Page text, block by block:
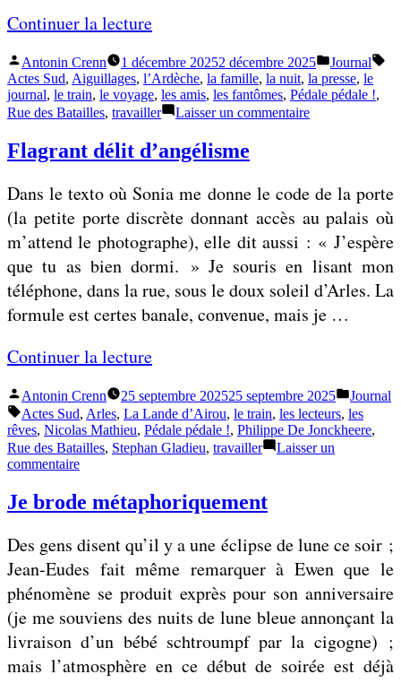
q
i
n
s
»
u
r
t
o
t
e
f
a
i
r
e
»
Continuer la lecture«
S
a
t
i
s
f
a
c
t
i
o
d
a
v
o
r
o
n
s
r
u
Publié
par
Antonin Crenn 1 décembre 20252 décembre 2025
Publié
dans
Journal
Actes Sud, Aiguillages, l’Ardèche, la famille, la nuit, la presse, le
journal, le train, le voyage, les amis, les fantômes, Pédale pédale !,
Rue des Batailles, travailler Laisser un commentairesur
cabane
Flagrant délit d’angélisme
Dans le texto où Sonia me donne le code de la porte
(la petite porte discrète donnant accès au palais où
m’attend le photographe), elle dit aussi : « J’espère
que tu as bien dormi. » Je souris en lisant mon
téléphone, dans la rue, sous le doux soleil d’Arles. La
formule est certes banale, convenue, mais je …
Continuer la lecture«
F
l
a
r
n
t
d
é
l
i
Publié
par
Antonin Crenn 25 septembre 202525 septembre 2025
Publié
dans
Journal
Étiquettes :
Actes Sud, Arles, La Lande d’Airou, le train, les lecteurs, les
rêves, Nicolas Mathieu, Pédale pédale !, Philippe De Jonckheere,
Rue des Batailles, Stephan Gladieu, travailler
Laisser un
commentairesur
d’angélisme
Je brode métaphoriquement
Des gens disent qu’il y a une éclipse de lune ce soir ;
Jean-Eudes fait même remarquer à Ewen que le
phénomène se produit exprès pour son anniversaire
(je me souviens des nuits de lune bleue annonçant la
livraison d’un bébé schtroumpf par la cigogne) ;
mais l’atmosphère en ce début de soirée est déjà